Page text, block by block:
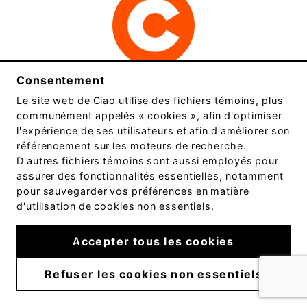
Consentement
Le site web de Ciao utilise des fichiers témoins, plus
communément appelés « cookies », afin d'optimiser
l'expérience de ses utilisateurs et afin d'améliorer son
référencement sur les moteurs de recherche.
D'autres fichiers témoins sont aussi employés pour
assurer des fonctionnalités essentielles, notamment
pour sauvegarder vos préférences en matière
d'utilisation de cookies non essentiels.
Accepter tous les cookies
Refuser les cookies non essentiels
Ciao
Une tribu de talents
+1 418 948.8803
info@ciao.ca
Parlez-nous de
votre projet.